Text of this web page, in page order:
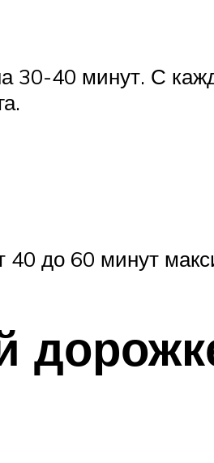
30-40 минут. С
40 до 60 минут